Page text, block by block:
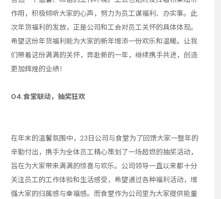
作用，积极倾听大家的心声，努力为员工谋福利、办实事。此
次年货福利的发放，正是公司和工会对员工关怀的具体体现。
希望这份年货福利能为大家的新年增添一份欢乐和温暖。让我
们带着这份满满的关怀，奔赴新的一年，继续携手共进，创造
更加辉煌的业绩！
04.食堂联动，抽奖狂欢
在年末的温馨氛围中，23日公司与食堂为了回馈大家一整年的
辛勤付出，携手为全体员工精心策划了一场超燃的抽奖活动，
旨在为大家带来满满的惊喜与欢乐。公司领导一直以来都十分
关注员工的工作体验和生活感受，希望通过各种福利活动，增
强大家的归属感与幸福感。而食堂作为公司里为大家提供能量